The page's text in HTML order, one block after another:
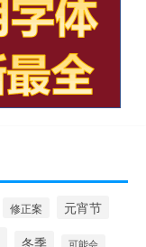
修正案 元宵节
冬季 可能会